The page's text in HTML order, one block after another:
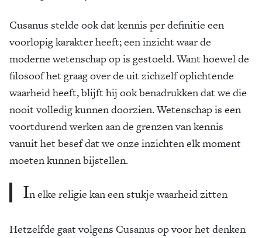
Cusanus stelde ook dat kennis per definitie een
voorlopig karakter heeft; een inzicht waar de
moderne wetenschap op is gestoeld. Want hoewel de
filosoof het graag over de uit zichzelf oplichtende
waarheid heeft, blijft hij ook benadrukken dat we die
nooit volledig kunnen doorzien. Wetenschap is een
voortdurend werken aan de grenzen van kennis
vanuit het besef dat we onze inzichten elk moment
moeten kunnen bijstellen.
In elke religie kan een stukje waarheid zitten
Hetzelfde gaat volgens Cusanus op voor het denken